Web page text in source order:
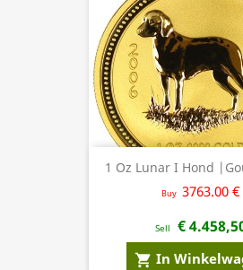
1 Oz Lunar I Hond
Buy 3763.00 €
Sell €
shopping_cart In